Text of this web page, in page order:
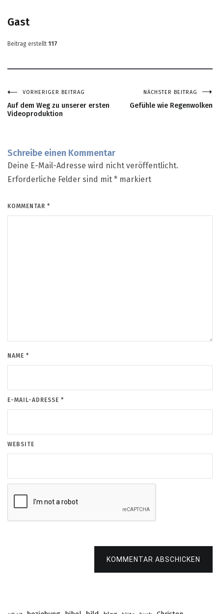
Gast
Beitrag erstellt 117
Beitragsnavigation
VORHERIGER BEITRAG
Auf dem Weg zu unserer ersten
Videoproduktion
NÄCHSTER BEITRAG
Gefühle wie Regenwolken
Schreibe einen Kommentar
Deine E-Mail-Adresse wird nicht veröffentlicht.
Erforderliche Felder sind mit * markiert
KOMMENTAR *
NAME *
E-MAIL-ADRESSE *
WEBSITE
KOMMENTAR ABSCHICKEN